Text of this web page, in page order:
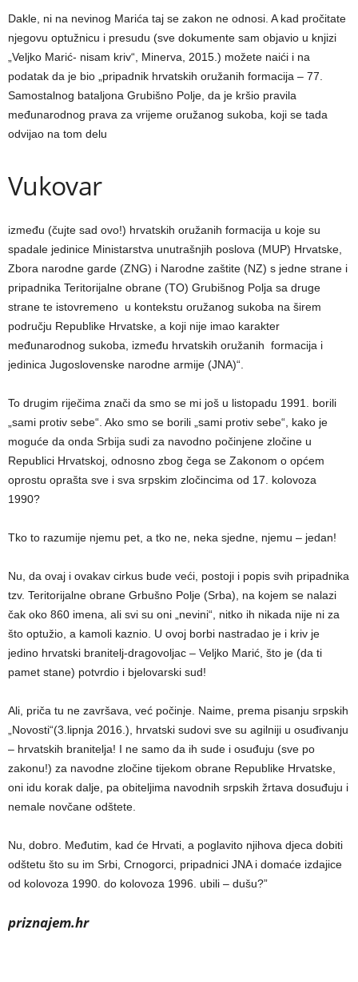
Dakle, ni na nevinog Marića taj se zakon ne odnosi. A kad pročitate
njegovu optužnicu i presudu (sve dokumente sam objavio u knjizi
„Veljko Marić- nisam kriv“, Minerva, 2015.) možete naići i na
podatak da je bio „pripadnik hrvatskih oružanih formacija – 77.
Samostalnog bataljona Grubišno Polje, da je kršio pravila
međunarodnog prava za vrijeme oružanog sukoba, koji se tada
odvijao na tom delu
Vukovar
između (čujte sad ovo!) hrvatskih oružanih formacija u koje su
spadale jedinice Ministarstva unutrašnjih poslova (MUP) Hrvatske,
Zbora narodne garde (ZNG) i Narodne zaštite (NZ) s jedne strane i
pripadnika Teritorijalne obrane (TO) Grubišnog Polja sa druge
strane te istovremeno u kontekstu oružanog sukoba na širem
području Republike Hrvatske, a koji nije imao karakter
međunarodnog sukoba, između hrvatskih oružanih formacija i
jedinica Jugoslovenske narodne armije (JNA)“.
To drugim riječima znači da smo se mi još u listopadu 1991. borili
„sami protiv sebe“. Ako smo se borili „sami protiv sebe“, kako je
moguće da onda Srbija sudi za navodno počinjene zločine u
Republici Hrvatskoj, odnosno zbog čega se Zakonom o općem
oprostu oprašta sve i sva srpskim zločincima od 17. kolovoza
1990?
Tko to razumije njemu pet, a tko ne, neka sjedne, njemu – jedan!
Nu, da ovaj i ovakav cirkus bude veći, postoji i popis svih pripadnika
tzv. Teritorijalne obrane Grbušno Polje (Srba), na kojem se nalazi
čak oko 860 imena, ali svi su oni „nevini“, nitko ih nikada nije ni za
što optužio, a kamoli kaznio. U ovoj borbi nastradao je i kriv je
jedino hrvatski branitelj-dragovoljac – Veljko Marić, što je (da ti
pamet stane) potvrdio i bjelovarski sud!
Ali, priča tu ne završava, već počinje. Naime, prema pisanju srpskih
„Novosti“(3.lipnja 2016.), hrvatski sudovi sve su agilniji u osuđivanju
– hrvatskih branitelja! I ne samo da ih sude i osuđuju (sve po
zakonu!) za navodne zločine tijekom obrane Republike Hrvatske,
oni idu korak dalje, pa obiteljima navodnih srpskih žrtava dosuđuju i
nemale novčane odštete.
Nu, dobro. Međutim, kad će Hrvati, a poglavito njihova djeca dobiti
odštetu što su im Srbi, Crnogorci, pripadnici JNA i domaće izdajice
od kolovoza 1990. do kolovoza 1996. ubili – dušu?”
priznajem.hr